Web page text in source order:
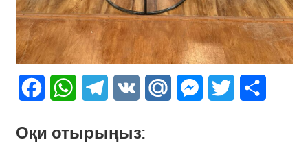
FacebookWhatsAppTelegram
VK Mail.Ru Messenger
Twitter
Оқи отырыңыз: